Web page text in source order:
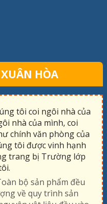
HÒA
tôi coi ngôi nhà của
nhà của mình, coi
chính văn phòng của
tôi được vinh hạnh
trang bị Trường lớp
bộ sản phẩm đều
về quy trình sản